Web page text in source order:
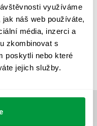
využíváme
náš web používáte,
média, inzerci a
zkombinovat s
poskytli nebo které
jejich služby.